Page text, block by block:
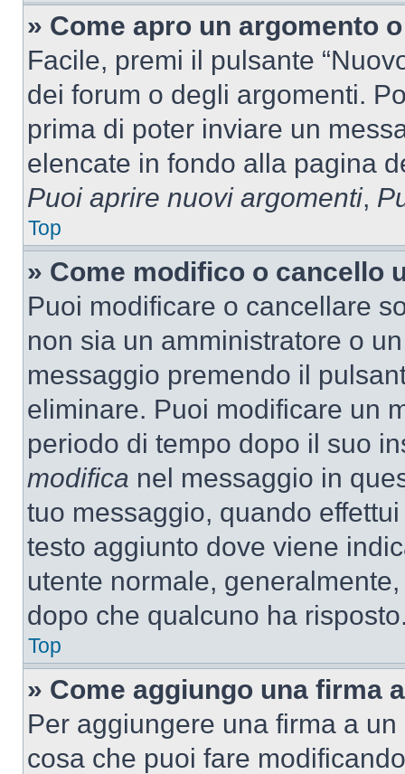
» Come apro un argomento
Facile, premi il pulsante
dei forum o degli argomenti.
prima di poter inviare un
elencate in fondo alla pagina
Puoi aprire nuovi argomenti,
Top
» Come modifico o cancello
Puoi modificare o cancellare
non sia un amministratore o
messaggio premendo il
eliminare. Puoi modificare un
periodo di tempo dopo il suo
modifica nel messaggio in
tuo messaggio, quando
testo aggiunto dove viene
utente normale,
dopo che qualcuno ha
Top
» Come aggiungo una firma
Per aggiungere una firma a
cosa che puoi fare